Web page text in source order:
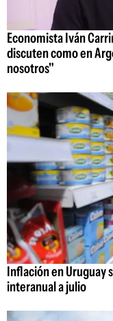
Economista Iván
discuten como en
nosotros"
Inflación en Uruguay
interanual a julio